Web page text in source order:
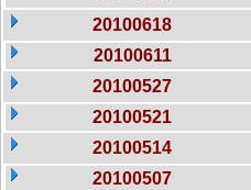
20100618
20100611
20100527
20100521
20100514
20100507